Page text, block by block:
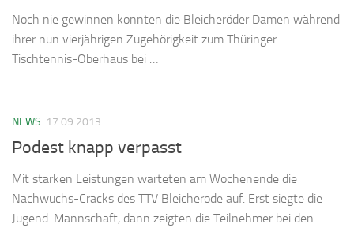
Noch nie gewinnen konnten die Bleicheröder Damen während
ihrer nun vierjährigen Zugehörigkeit zum Thüringer
Tischtennis-Oberhaus bei …
NEWS 17.09.2013
Podest knapp verpasst
Mit starken Leistungen warteten am Wochenende die
Nachwuchs-Cracks des TTV Bleicherode auf. Erst siegte die
Jugend-Mannschaft, dann zeigten die Teilnehmer bei den